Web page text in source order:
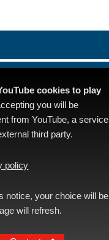
cookies to play
you will be
from YouTube, a service
third party.
policy
notice, your choice will be
will refresh.